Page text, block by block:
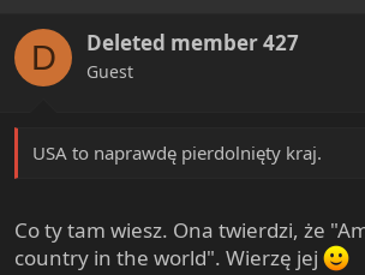
D Deleted member 427
Guest
USA to naprawdę pierdolnięty kraj.
Co ty tam wiesz. Ona twierdzi, że
country in the world". Wierzę jej